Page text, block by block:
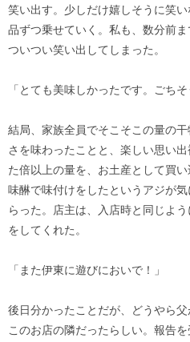
笑い出す。少しだけ嬉しそうに笑
品ずつ乗せていく。私も、数分前ま
ついつい笑い出してしまった。
「とても美味しかったです。ごちそ
結局、家族全員でそこそこの量の
さを味わったことと、楽しい思い
た倍以上の量を、お土産として買
味醂で味付けをしたというアジが
らった。店主は、入店時と同じよ
をしてくれた。
「また伊東に遊びにおいで！」
後日分かったことだが、どうやら父
このお店の隣だったらしい。報告